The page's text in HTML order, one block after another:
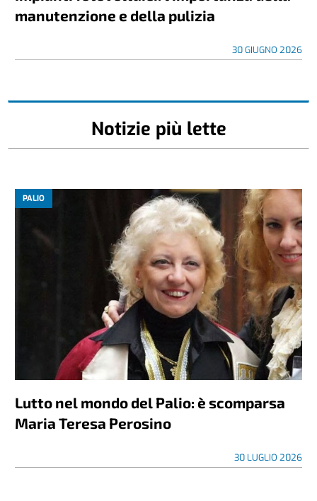
manutenzione e della pulizia
30 GIUGNO 2026
Notizie più lette
PALIO
Lutto nel mondo del Palio: è scomparsa
Maria Teresa Perosino
30 LUGLIO 2026